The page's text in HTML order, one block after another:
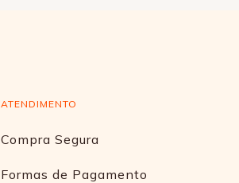
ATENDIMENTO
Compra Segura
Formas de Pagamento